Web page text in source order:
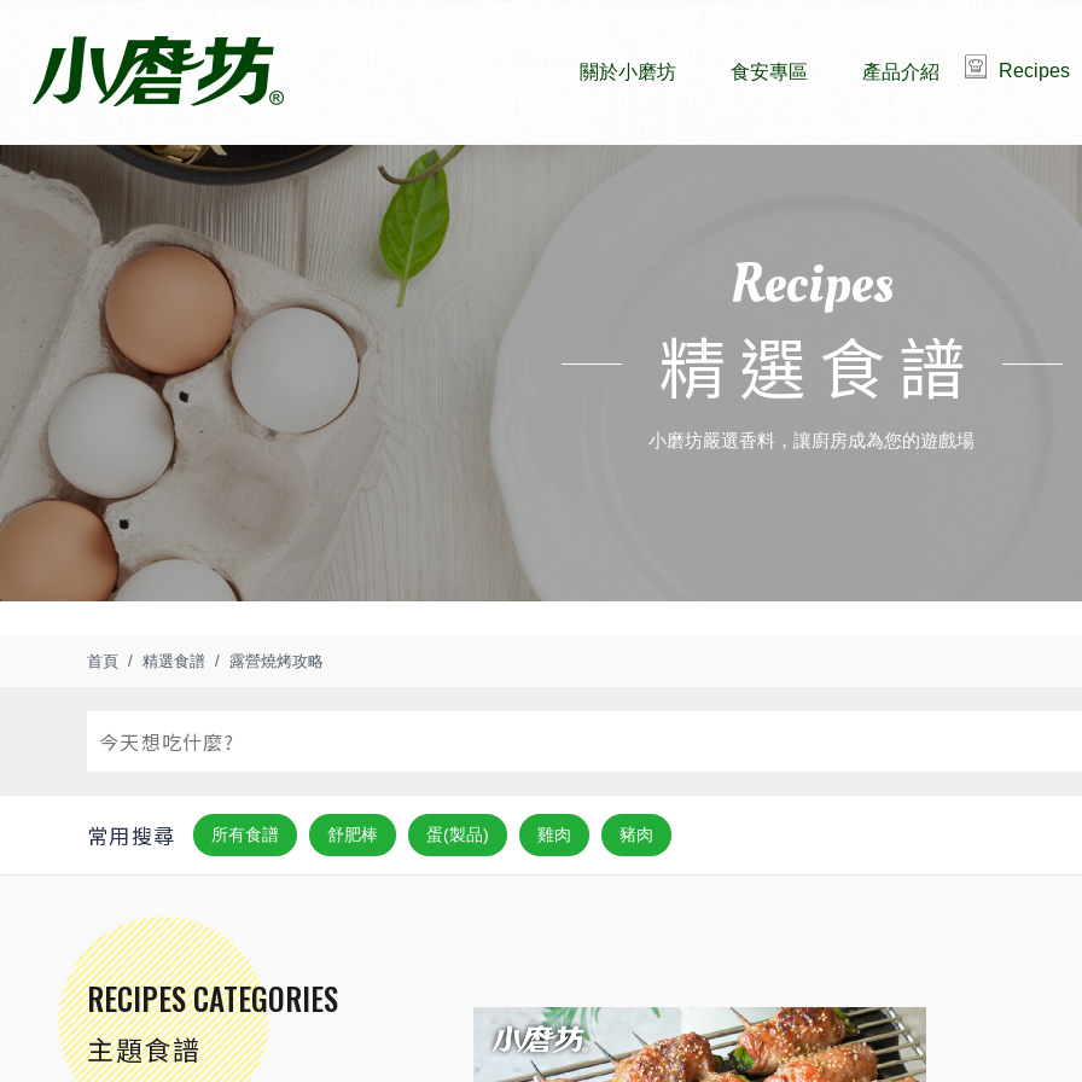
關於小磨坊 食安專區 產品介紹 Recipes
Recipes
精選食譜
小磨坊嚴選香料，讓廚房成為您的遊戲場
首頁 精選食譜 露營燒烤攻略
常用搜尋 所有食譜 舒肥棒 蛋(製品) 雞肉 豬肉
RECIPES CATEGORIES
主題食譜